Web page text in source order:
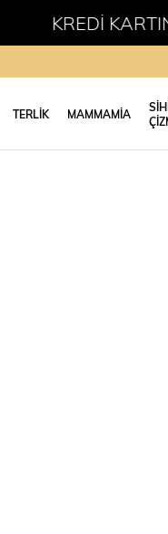
TAKSİT
TERLİK MAMMAMİA